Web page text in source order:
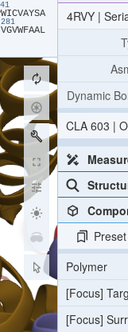
​W​​I​​C​​V​​A​​Y​​S​​A​
281
​V​​G​​V​​W​​F​​A​​A​​L​
4RVY |
Dynamic
CLA 603 |
Preset
Polymer
[Focus]
[Focus]